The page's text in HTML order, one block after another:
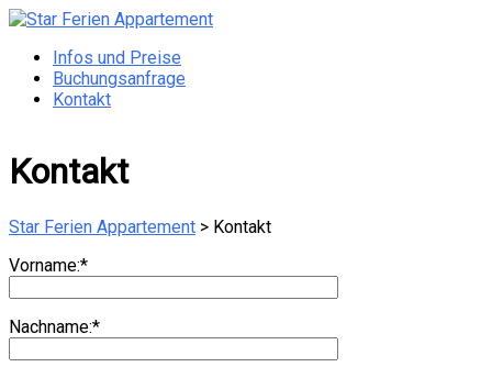
Zum
springen
Star
Ferien
Appartement
Otterndorf
Menü
Infos und Preise
Buchungsanfrage
Kontakt
Kontakt
Star Ferien Appartement > Kontakt
Vorname:*
Nachname:*